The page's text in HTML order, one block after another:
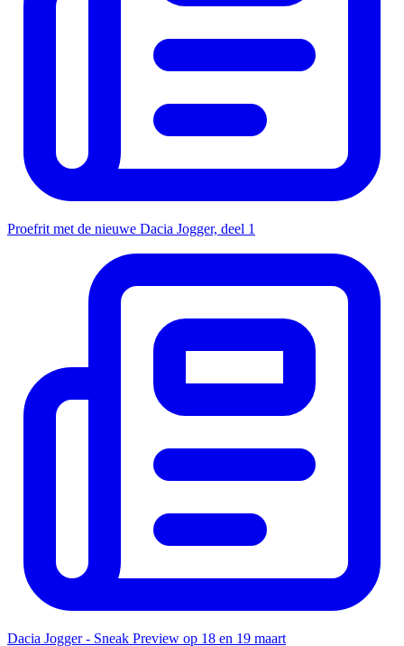
Proefrit met de nieuwe Dacia Jogger, deel 1
Dacia Jogger - Sneak Preview op 18 en 19 maart